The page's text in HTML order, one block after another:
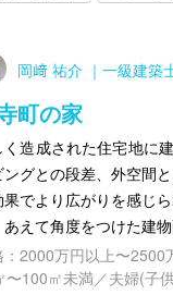
岡﨑 祐介 ｜一級建
町の家
く造成された住宅地に
ングとの段差、外空間
果でより広がりを感じ
あえて角度をつけた建
：2000万円以上〜2500
〜100㎡未満／夫婦(子